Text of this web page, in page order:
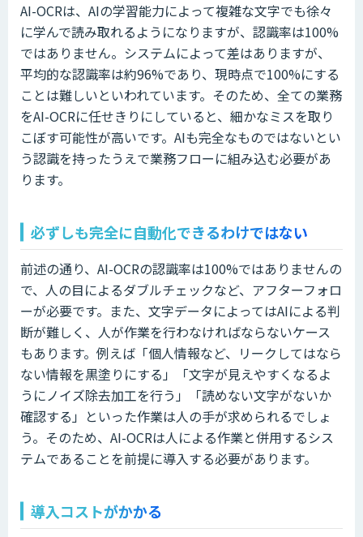
AI-OCRは、AIの学習能力によって複雑な文字でも徐々
に学んで読み取れるようになりますが、認識率は100%
ではありません。システムによって差はありますが、
平均的な認識率は約96%であり、現時点で100%にする
ことは難しいといわれています。そのため、全ての業務
をAI-OCRに任せきりにしていると、細かなミスを取り
こぼす可能性が高いです。AIも完全なものではないとい
う認識を持ったうえで業務フローに組み込む必要があ
ります。
必ずしも完全に自動化できるわけではない
前述の通り、AI-OCRの認識率は100%ではありませんの
で、人の目によるダブルチェックなど、アフターフォロ
ーが必要です。また、文字データによってはAIによる判
断が難しく、人が作業を行わなければならないケース
もあります。例えば「個人情報など、リークしてはなら
ない情報を黒塗りにする」「文字が見えやすくなるよ
うにノイズ除去加工を行う」「読めない文字がないか
確認する」といった作業は人の手が求められるでしょ
う。そのため、AI-OCRは人による作業と併用するシス
テムであることを前提に導入する必要があります。
導入コストがかかる